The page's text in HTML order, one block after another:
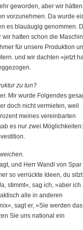
geworden, aber wir
vorzunehmen. Da wurde
es blauäugig genommen.
hatten schon die
für unsere Produktion
und wir dachten »jetzt
zu tun?
Mir wurde Folgendes
doch nicht vermieten, weil
meines vereinbarten
es nur zwei Möglichkeiten:
und Herr Wandl von Spar
so verrückte Ideen, du sitzt
stimmt«, sag ich, »aber ich
alle in anderen
sagt er, »Sie werden das
Sie uns national ein